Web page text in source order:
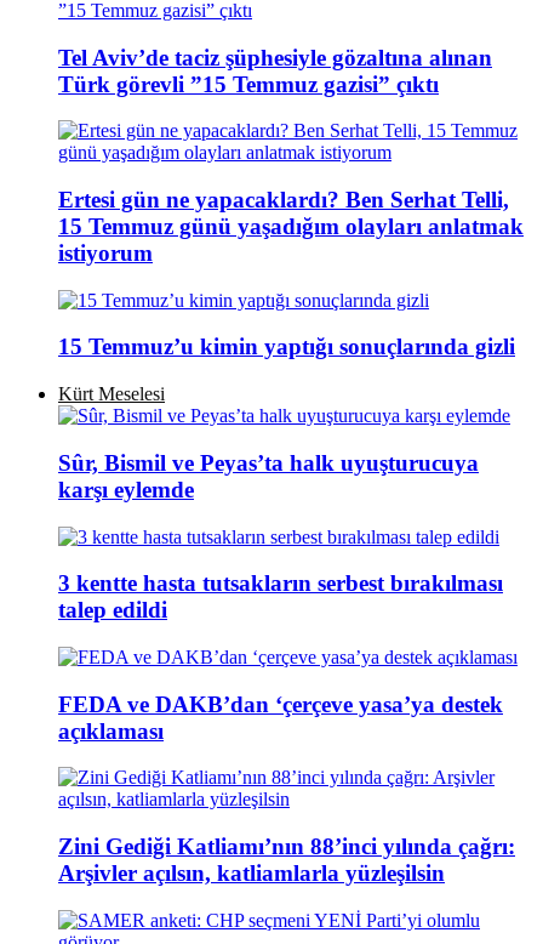
Tel Aviv’de taciz şüphesiyle gözaltına alınan
Türk görevli ”15 Temmuz gazisi” çıktı
Ertesi gün ne yapacaklardı? Ben Serhat Telli,
15 Temmuz günü yaşadığım olayları anlatmak
istiyorum
15 Temmuz’u kimin yaptığı sonuçlarında gizli
Kürt Meselesi
Sûr, Bismil ve Peyas’ta halk uyuşturucuya
karşı eylemde
3 kentte hasta tutsakların serbest bırakılması
talep edildi
FEDA ve DAKB’dan ‘çerçeve yasa’ya destek
açıklaması
Zini Gediği Katliamı’nın 88’inci yılında çağrı:
Arşivler açılsın, katliamlarla yüzleşilsin